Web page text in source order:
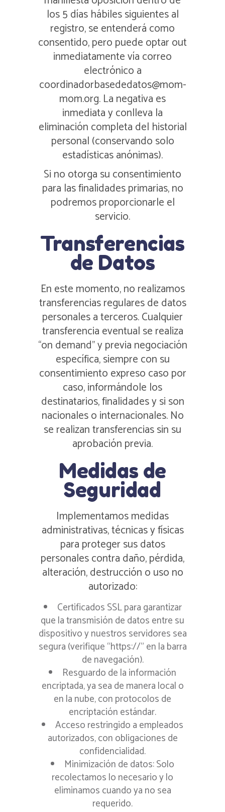
los 5 días hábiles siguientes al
registro, se entenderá como
consentido, pero puede optar out
inmediatamente vía correo
electrónico a
coordinadorbasededatos@mom-
mom.org. La negativa es
inmediata y conlleva la
eliminación completa del historial
personal (conservando solo
estadísticas anónimas).
Si no otorga su consentimiento
para las finalidades primarias, no
podremos proporcionarle el
servicio.
Transferencias
de Datos
En este momento, no realizamos
transferencias regulares de datos
personales a terceros. Cualquier
transferencia eventual se realiza
“on demand” y previa negociación
específica, siempre con su
consentimiento expreso caso por
caso, informándole los
destinatarios, finalidades y si son
nacionales o internacionales. No
se realizan transferencias sin su
aprobación previa.
Medidas de
Seguridad
Implementamos medidas
administrativas, técnicas y físicas
para proteger sus datos
personales contra daño, pérdida,
alteración, destrucción o uso no
autorizado:
Certificados SSL para garantizar
que la transmisión de datos entre su
dispositivo y nuestros servidores sea
segura (verifique “https://” en la barra
de navegación).
Resguardo de la información
encriptada, ya sea de manera local o
en la nube, con protocolos de
encriptación estándar.
Acceso restringido a empleados
autorizados, con obligaciones de
confidencialidad.
Minimización de datos: Solo
recolectamos lo necesario y lo
eliminamos cuando ya no sea
requerido.